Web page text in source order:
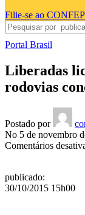
Filie-se ao CONFEP
Portal Brasil
Liberadas
rodovias
Postado por
No 5 de novembro
Comentários
publicado:
30/10/2015 15h00